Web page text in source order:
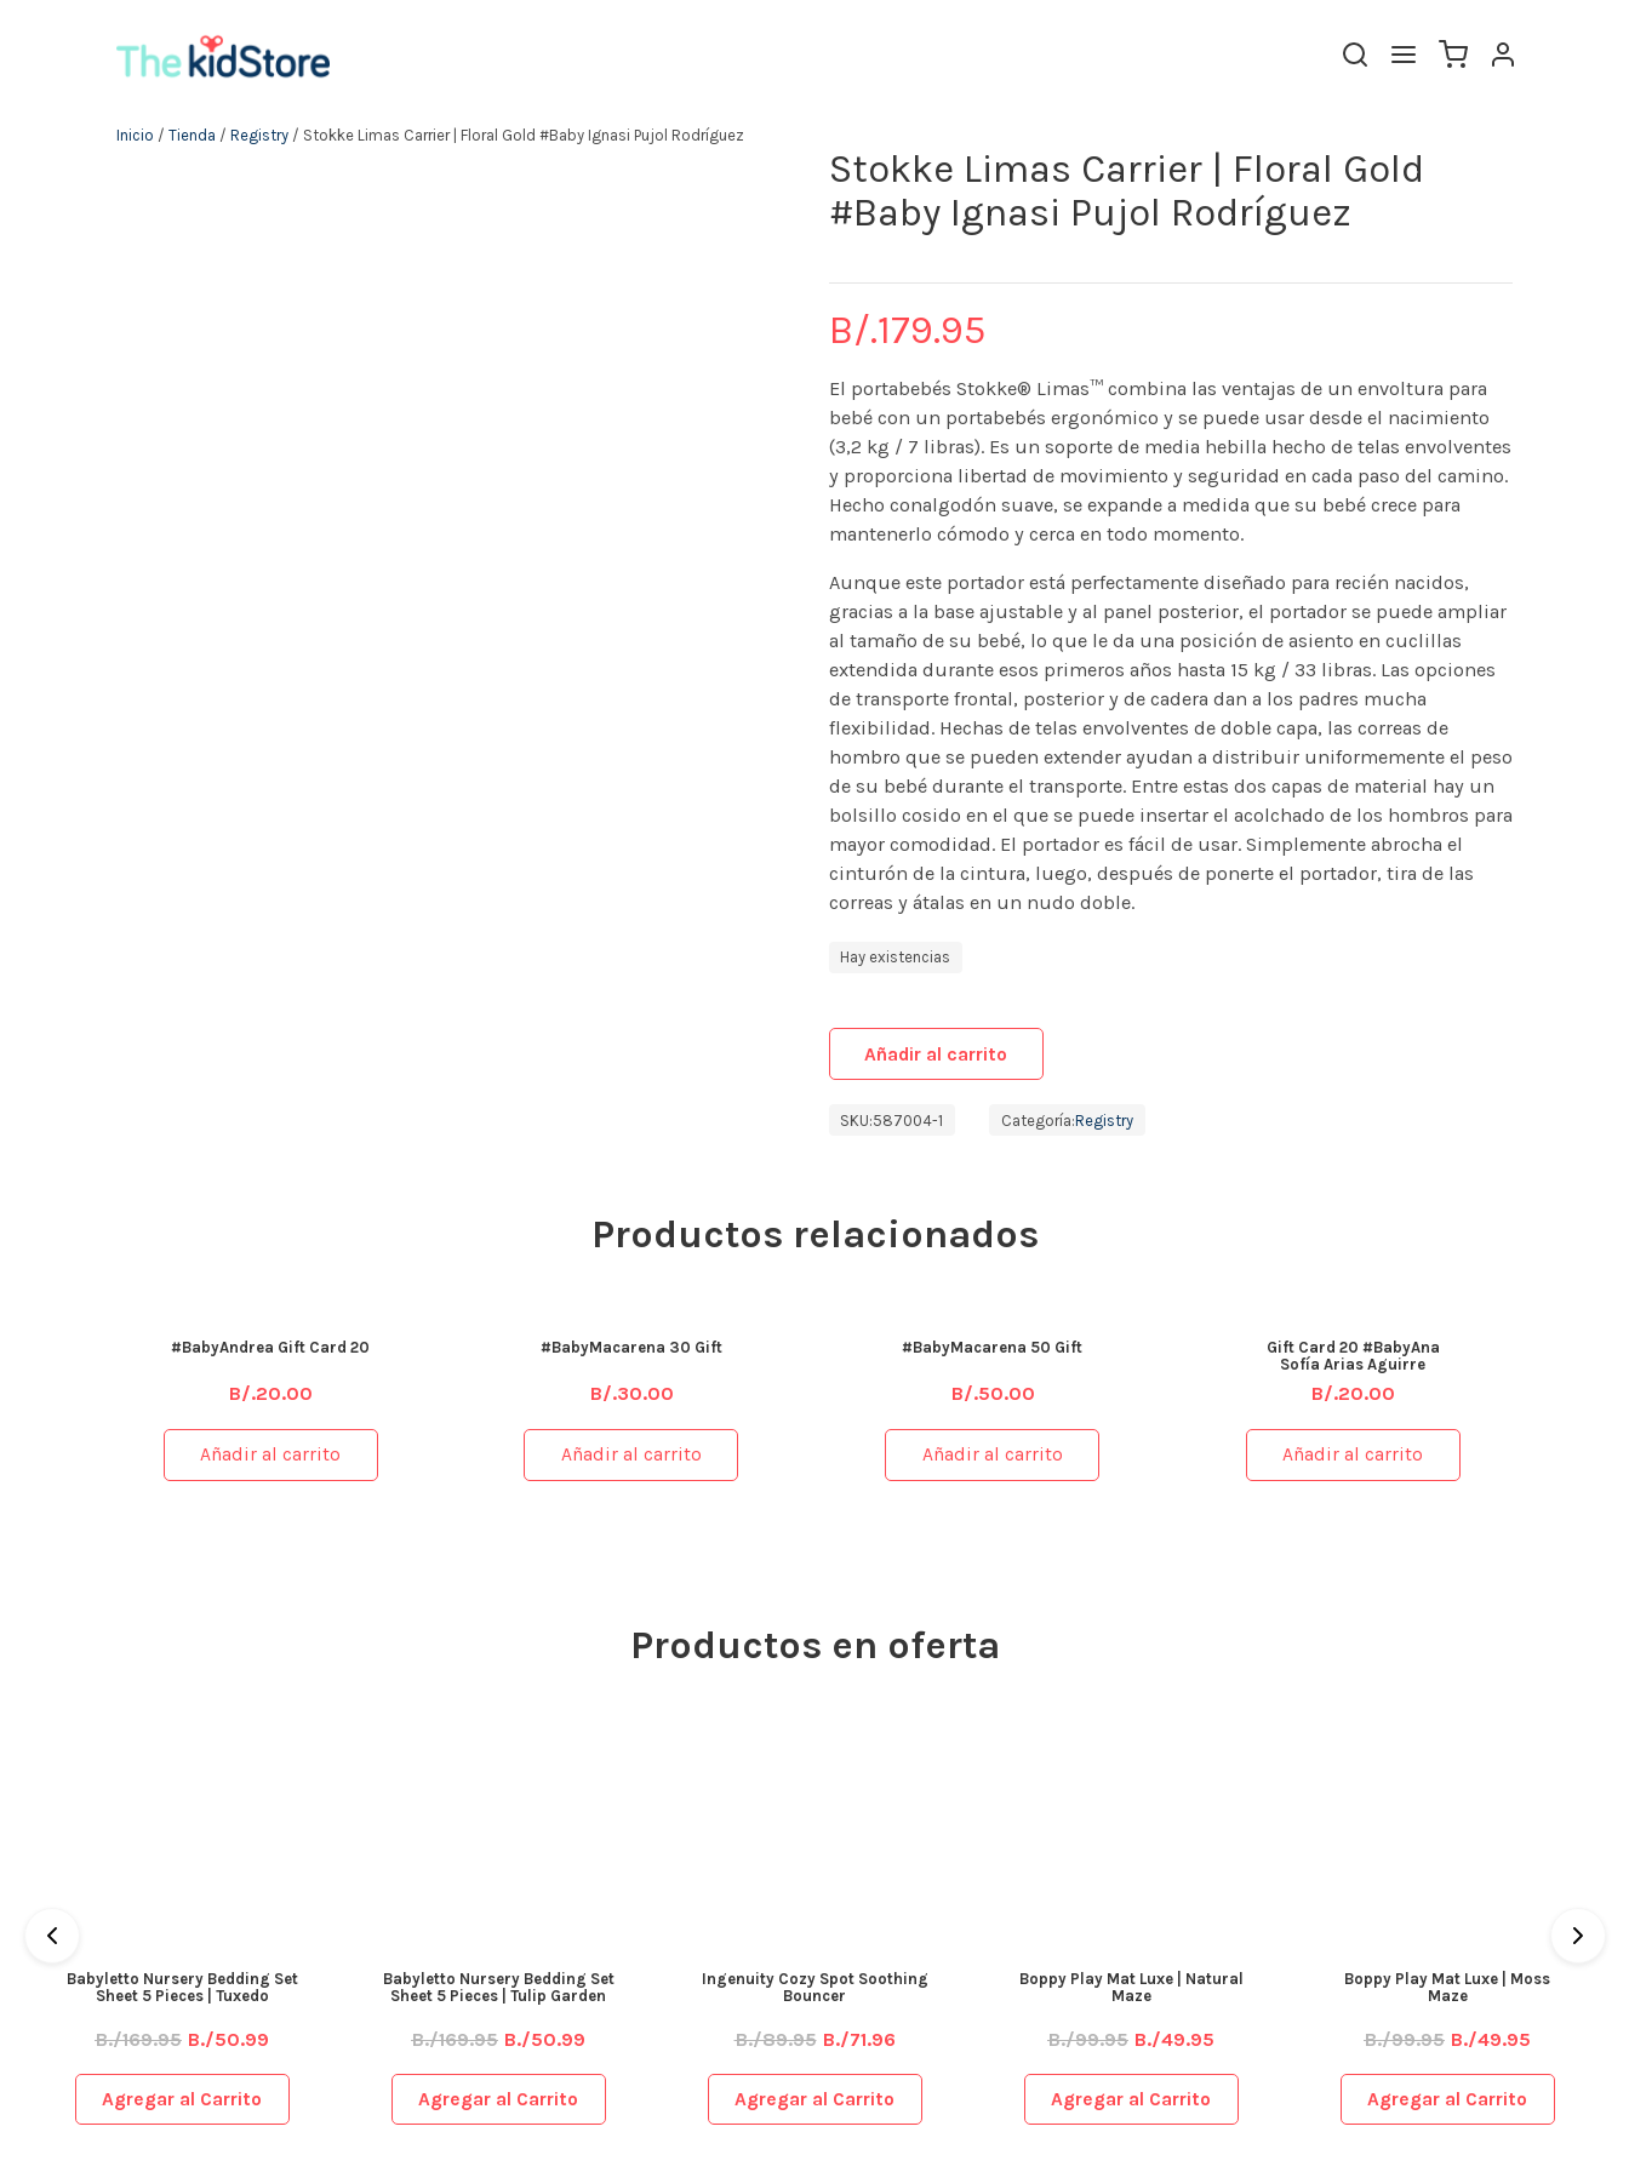
Inicio / Tienda / Registry / Stokke Limas Carrier | Floral Gold #Baby Ignasi Pujol Rodríguez
Stokke Limas Carrier | Floral Gold
#Baby Ignasi Pujol Rodríguez
B/.179.95
El portabebés Stokke® Limas™ combina las ventajas de un envoltura para
bebé con un portabebés ergonómico y se puede usar desde el nacimiento
(3,2 kg / 7 libras). Es un soporte de media hebilla hecho de telas envolventes
y proporciona libertad de movimiento y seguridad en cada paso del camino.
Hecho conalgodón suave, se expande a medida que su bebé crece para
mantenerlo cómodo y cerca en todo momento.
Aunque este portador está perfectamente diseñado para recién nacidos,
gracias a la base ajustable y al panel posterior, el portador se puede ampliar
al tamaño de su bebé, lo que le da una posición de asiento en cuclillas
extendida durante esos primeros años hasta 15 kg / 33 libras. Las opciones
de transporte frontal, posterior y de cadera dan a los padres mucha
flexibilidad. Hechas de telas envolventes de doble capa, las correas de
hombro que se pueden extender ayudan a distribuir uniformemente el peso
de su bebé durante el transporte. Entre estas dos capas de material hay un
bolsillo cosido en el que se puede insertar el acolchado de los hombros para
mayor comodidad. El portador es fácil de usar. Simplemente abrocha el
cinturón de la cintura, luego, después de ponerte el portador, tira de las
correas y átalas en un nudo doble.
Hay existencias
Añadir al carrito
SKU:587004-1 Categoría:Registry
Productos relacionados
#BabyAndrea Gift Card 20
B/.20.00
Añadir al carrito
#BabyMacarena 30 Gift
B/.30.00
Añadir al carrito
#BabyMacarena 50 Gift
B/.50.00
Añadir al carrito
Gift Card 20 #BabyAna
Sofía Arias Aguirre
B/.20.00
Añadir al carrito
Productos en oferta
Babyletto Nursery Bedding Set
Sheet 5 Pieces | Tuxedo
B./169.95 B./50.99
Agregar al Carrito
Babyletto Nursery Bedding Set
Sheet 5 Pieces | Tulip Garden
B./169.95 B./50.99
Agregar al Carrito
Ingenuity Cozy Spot Soothing
Bouncer
B./89.95 B./71.96
Agregar al Carrito
Boppy Play Mat Luxe | Natural
Maze
B./99.95 B./49.95
Agregar al Carrito
Boppy Play Mat Luxe | Moss
Maze
B./99.95 B./49.95
Agregar al Carrito